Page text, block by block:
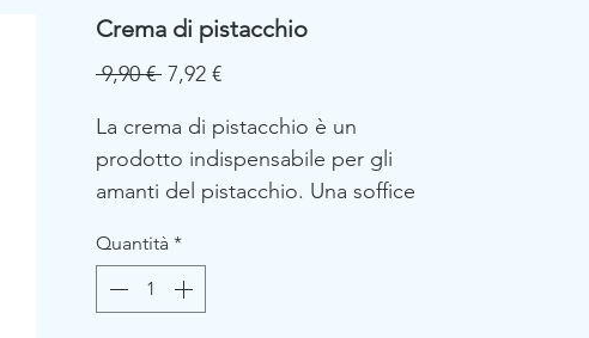
Crema di pistacchio
9,90 € Prezzo
7,92 €Prezzo
La crema di pistacchio è un
prodotto indispensabile per gli
amanti del pistacchio. Una soffice
attraverso una lavorazione
artigianale, ideale da spalmare su
pane e fette biscottate, utilissima
Quantità *